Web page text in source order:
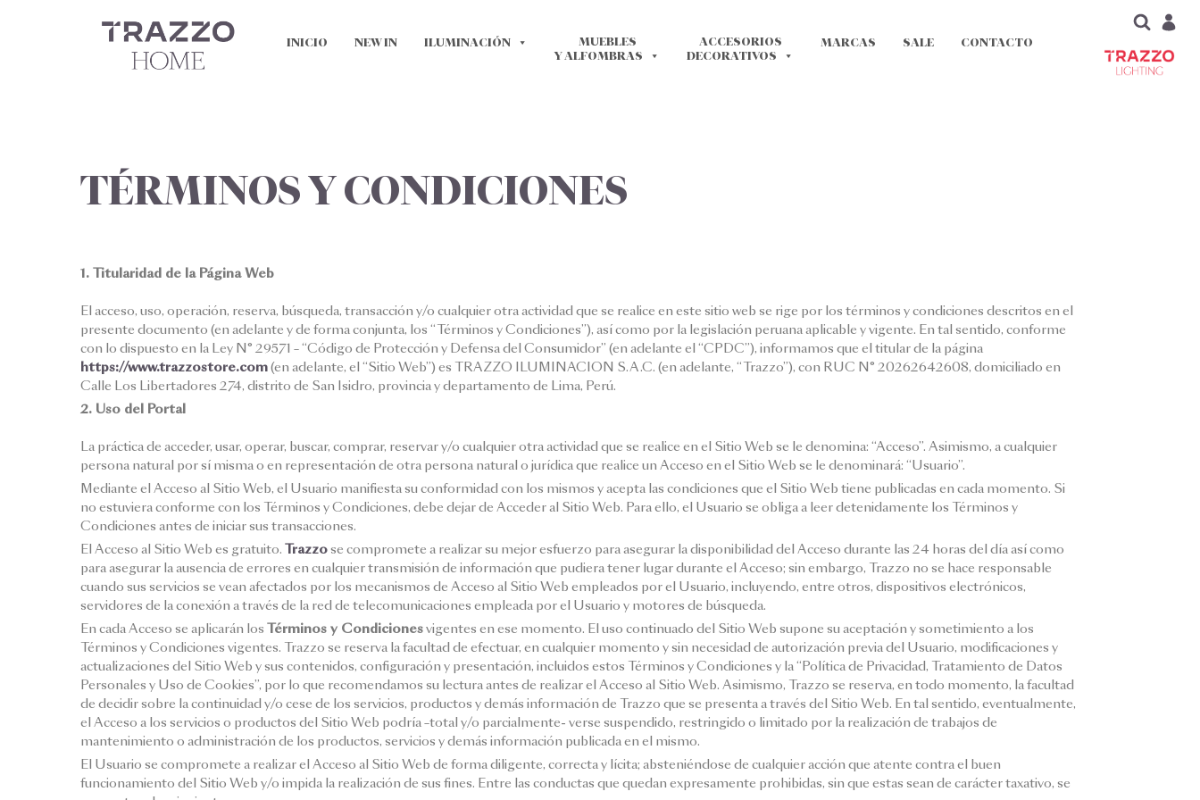
INICIO NEW IN ILUMINACIÓN
MUEBLES
Y ALFOMBRAS
ACCESORIOS
DECORATIVOS
MARCAS SALE CONTACTO
TÉRMINOS Y CONDICIONES
1. Titularidad de la Página Web
El acceso, uso, operación, reserva, búsqueda, transacción y/o cualquier otra actividad que se realice en este sitio web se rige por los términos y condiciones descritos en el
presente documento (en adelante y de forma conjunta, los “Términos y Condiciones”), así como por la legislación peruana aplicable y vigente. En tal sentido, conforme
con lo dispuesto en la Ley N° 29571 – “Código de Protección y Defensa del Consumidor” (en adelante el “CPDC”), informamos que el titular de la página
https://www.trazzostore.com(en adelante, el “Sitio Web”) es TRAZZO ILUMINACION S.A.C. (en adelante, “Trazzo”), con RUC N° 20262642608, domiciliado en
Calle Los Libertadores 274, distrito de San Isidro, provincia y departamento de Lima, Perú.
2. Uso del Portal
La práctica de acceder, usar, operar, buscar, comprar, reservar y/o cualquier otra actividad que se realice en el Sitio Web se le denomina: “Acceso”. Asimismo, a cualquier
persona natural por sí misma o en representación de otra persona natural o jurídica que realice un Acceso en el Sitio Web se le denominará: “Usuario”.
Mediante el Acceso al Sitio Web, el Usuario manifiesta su conformidad con los mismos y acepta las condiciones que el Sitio Web tiene publicadas en cada momento. Si
no estuviera conforme con los Términos y Condiciones, debe dejar de Acceder al Sitio Web. Para ello, el Usuario se obliga a leer detenidamente los Términos y
Condiciones antes de iniciar sus transacciones.
El Acceso al Sitio Web es gratuito. Trazzose compromete a realizar su mejor esfuerzo para asegurar la disponibilidad del Acceso durante las 24 horas del día así como
para asegurar la ausencia de errores en cualquier transmisión de información que pudiera tener lugar durante el Acceso; sin embargo, Trazzo no se hace responsable
cuando sus servicios se vean afectados por los mecanismos de Acceso al Sitio Web empleados por el Usuario, incluyendo, entre otros, dispositivos electrónicos,
servidores de la conexión a través de la red de telecomunicaciones empleada por el Usuario y motores de búsqueda.
En cada Acceso se aplicarán los Términos y Condicionesvigentes en ese momento. El uso continuado del Sitio Web supone su aceptación y sometimiento a los
Términos y Condiciones vigentes. Trazzo se reserva la facultad de efectuar, en cualquier momento y sin necesidad de autorización previa del Usuario, modificaciones y
actualizaciones del Sitio Web y sus contenidos, configuración y presentación, incluidos estos Términos y Condiciones y la “Política de Privacidad, Tratamiento de Datos
Personales y Uso de Cookies”, por lo que recomendamos su lectura antes de realizar el Acceso al Sitio Web. Asimismo, Trazzo se reserva, en todo momento, la facultad
de decidir sobre la continuidad y/o cese de los servicios, productos y demás información de Trazzo que se presenta a través del Sitio Web. En tal sentido, eventualmente,
el Acceso a los servicios o productos del Sitio Web podría –total y/o parcialmente- verse suspendido, restringido o limitado por la realización de trabajos de
mantenimiento o administración de los productos, servicios y demás información publicada en el mismo.
El Usuario se compromete a realizar el Acceso al Sitio Web de forma diligente, correcta y lícita; absteniéndose de cualquier acción que atente contra el buen
funcionamiento del Sitio Web y/o impida la realización de sus fines. Entre las conductas que quedan expresamente prohibidas, sin que estas sean de carácter taxativo, se